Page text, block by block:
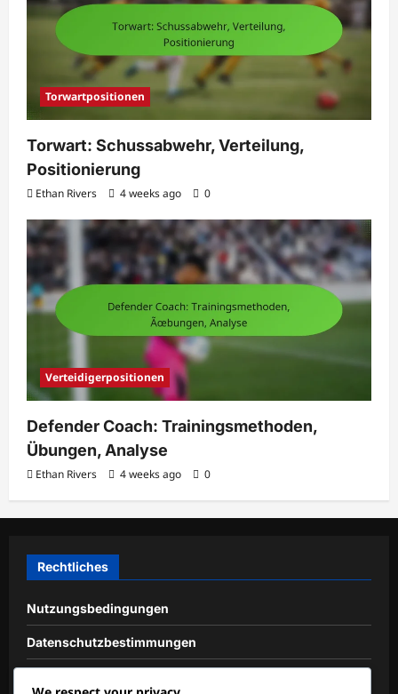
Torwartpositionen
Torwart: Schussabwehr, Verteilung,
Positionierung
Ethan Rivers 4 weeks ago 0
Verteidigerpositionen
Defender Coach: Trainingsmethoden,
Übungen, Analyse
Ethan Rivers 4 weeks ago 0
Rechtliches
Nutzungsbedingungen
Datenschutzbestimmungen